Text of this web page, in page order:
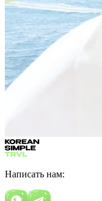
Написать нам: